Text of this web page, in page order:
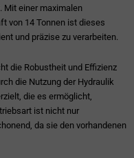
Mit einer maximalen
von 14 Tonnen ist dieses
und präzise zu verarbeiten.
die Robustheit und Effizienz
die Nutzung der Hydraulik
die es ermöglicht,
ist nicht nur
da sie den vorhandenen